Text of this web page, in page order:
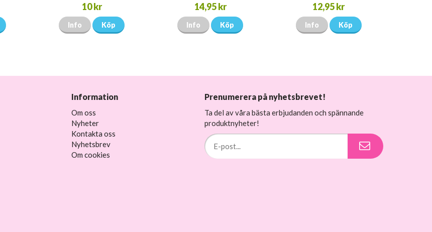
10 kr
Info Köp
14,95 kr
Info Köp
12,95 kr
Info Köp
Information
Om oss
Nyheter
Kontakta oss
Nyhetsbrev
Om cookies
Prenumerera på nyhetsbrevet!
Ta del av våra bästa erbjudanden och spännande
produktnyheter!